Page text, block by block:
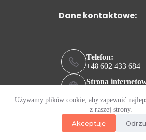
Używamy plików cookie, aby zapewnić
z naszej strony.
Akceptuję
Dane kontaktowe:
Telefon:
+48 602 433 684
Strona
Adres e-mail:
and with little help of